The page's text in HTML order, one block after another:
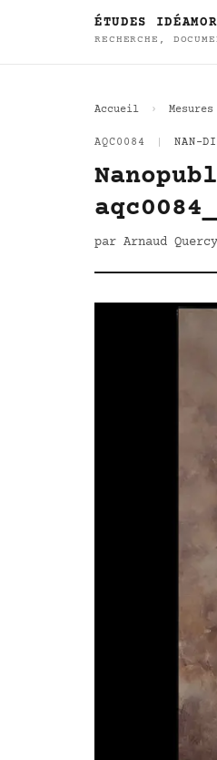
ÉTUDES
RECHERCHE,
Accueil Mesures
AQC0084 NAN-
par Arnaud